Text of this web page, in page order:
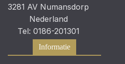
3281 AV Numansdorp
Nederland
Tel: 0186-201301
Informatie